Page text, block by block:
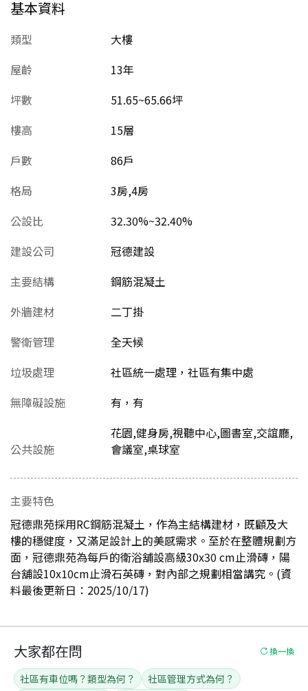
基本資料
類型
大樓
屋齡
13年
坪數
51.65~65.66坪
樓高
15層
戶數
86戶
格局
3房,4房
公設比
32.30%~32.40%
建設公司
冠德建設
主要結構
鋼筋混凝土
外牆建材
二丁掛
警衛管理
全天候
垃圾處理
社區統一處理，社區有集中處
無障礙設施
有，有
公共設施
花園,健身房,視聽中心,圖書室,交誼廳,
會議室,桌球室
主要特色
冠德鼎苑採用RC鋼筋混凝土，作為主結構建材，既顧及大
樓的穩健度，又滿足設計上的美感需求。至於在整體規劃方
面，冠德鼎苑為每戶的衛浴舖設高級30x30 cm止滑磚，陽
台舖設10x10cm止滑石英磚，對內部之規劃相當講究。(資
料最後更新日：2025/10/17)
大家都在問 換一換
社區有車位嗎？類型為何？
社區管理方式為何？